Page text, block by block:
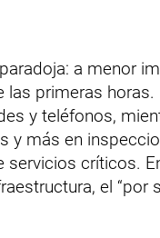
a menor
primeras
y teléfonos,
y más en
servicios críticos.
el “por